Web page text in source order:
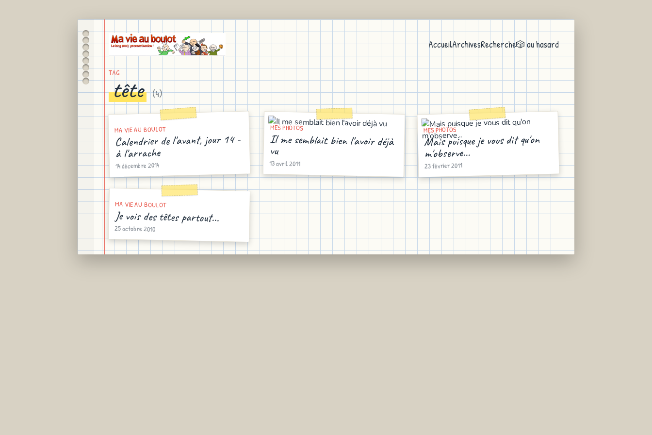
AccueilArchivesRecherche🎲 au hasard
TAG
tête (4)
MA VIE AU BOULOT
Calendrier de l'avant, jour 14 -
à l'arrache
14 décembre 2014
MES PHOTOS
Il me semblait bien l'avoir déjà
vu
13 avril 2011
MES PHOTOS
Mais puisque je vous dit qu'on
m'observe...
23 février 2011
MA VIE AU BOULOT
Je vois des têtes partout...
25 octobre 2010